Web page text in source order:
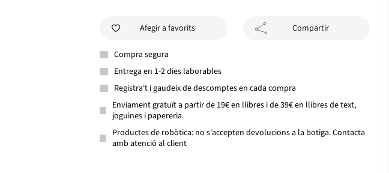
Afegir a favorits Compartir
Compra segura
Entrega en 1-2 dies laborables
Registra't i gaudeix de descomptes en cada compra
Enviament gratuït a partir de 19€ en llibres i de 39€ en llibres de text,
joguines i papereria.
Productes de robòtica: no s'accepten devolucions a la botiga. Contacta
amb atenció al client